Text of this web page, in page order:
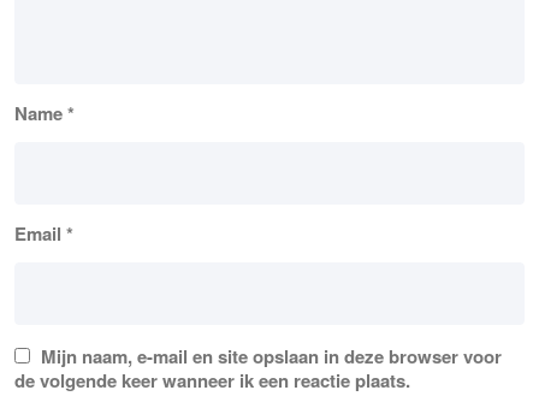
Name*
Email *
Mijn naam, e-mail en site opslaan in deze browser voor
de volgende keer wanneer ik een reactie plaats.